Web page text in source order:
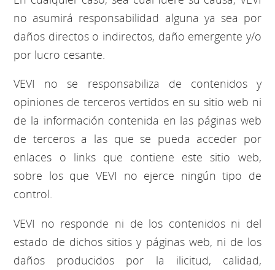
no asumirá responsabilidad alguna ya sea por
daños directos o indirectos, daño emergente y/o
por lucro cesante.
VEVI no se responsabiliza de contenidos y
opiniones de terceros vertidos en su sitio web ni
de la información contenida en las páginas web
de terceros a las que se pueda acceder por
enlaces o links que contiene este sitio web,
sobre los que VEVI no ejerce ningún tipo de
control.
VEVI no responde ni de los contenidos ni del
estado de dichos sitios y páginas web, ni de los
daños producidos por la ilicitud, calidad,